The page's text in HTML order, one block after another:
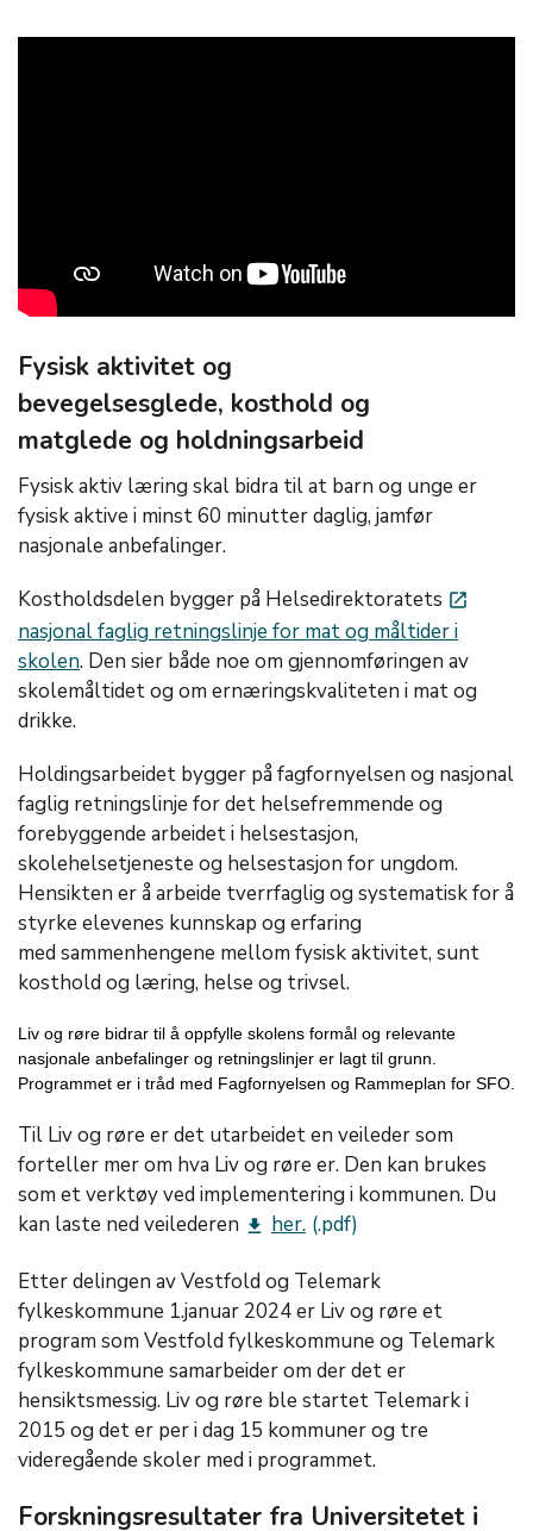
Fysisk aktivitet og
bevegelsesglede, kosthold og
matglede og holdningsarbeid
Fysisk aktiv læring skal bidra til at barn og unge er
fysisk aktive i minst 60 minutter daglig, jamfør
nasjonale anbefalinger.
Kostholdsdelen bygger på Helsedirektoratets launch
nasjonal faglig retningslinje for mat og måltider i
skolen. Den sier både noe om gjennomføringen av
skolemåltidet og om ernæringskvaliteten i mat og
drikke.
Holdingsarbeidet bygger på fagfornyelsen og nasjonal
faglig retningslinje for det helsefremmende og
forebyggende arbeidet i helsestasjon,
skolehelsetjeneste og helsestasjon for ungdom.
Hensikten er å arbeide tverrfaglig og systematisk for å
styrke elevenes kunnskap og erfaring
med sammenhengene mellom fysisk aktivitet, sunt
kosthold og læring, helse og trivsel.
Liv og røre bidrar til å oppfylle skolens formål og relevante
nasjonale anbefalinger og retningslinjer er lagt til grunn.
Programmet er i tråd med Fagfornyelsen og Rammeplan for SFO.
Til Liv og røre er det utarbeidet en veileder som
forteller mer om hva Liv og røre er. Den kan brukes
som et verktøy ved implementering i kommunen. Du
kan laste ned veilederen get_app her.
Etter delingen av Vestfold og Telemark
fylkeskommune 1.januar 2024 er Liv og røre et
program som Vestfold fylkeskommune og Telemark
fylkeskommune samarbeider om der det er
hensiktsmessig. Liv og røre ble startet Telemark i
2015 og det er per i dag 15 kommuner og tre
videregående skoler med i programmet.
Forskningsresultater fra Universitetet i